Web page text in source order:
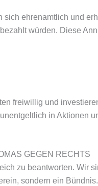
ehrenamtlich und
würden. Diese
freiwillig und
in Aktionen
GEGEN RECHTS
zu beantworten. Wir
sondern ein Bündnis.